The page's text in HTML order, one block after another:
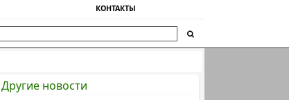
КОНТАКТЫ
Другие новости